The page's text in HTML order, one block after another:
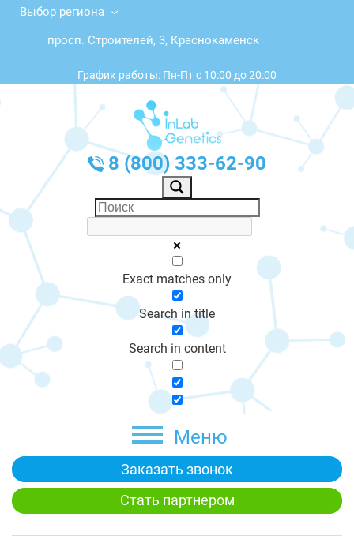
Выбор региона
просп. Строителей, 3, Краснокаменск
График работы: Пн-Пт с 10:00 до 20:00
8 (800) 333-62-90
Exact matches only
Search in title
Search in content
Меню
Заказать звонок
Стать партнером